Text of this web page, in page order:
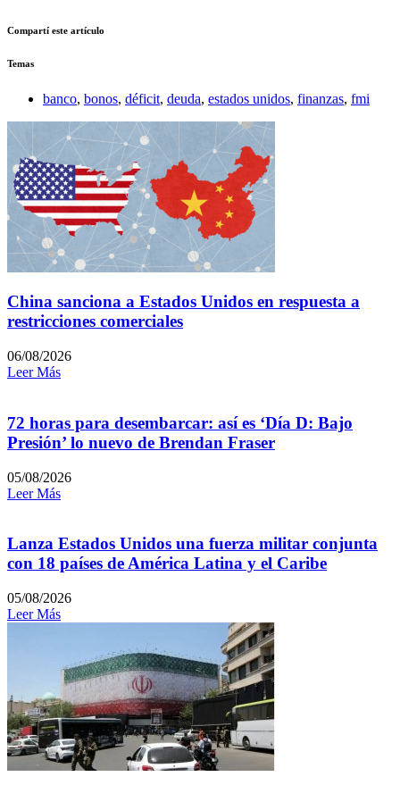
Compartí este artículo
Temas
banco, bonos, déficit, deuda, estados unidos, finanzas, fmi
China sanciona a Estados Unidos en respuesta a
restricciones comerciales
06/08/2026
Leer Más
72 horas para desembarcar: así es ‘Día D: Bajo
Presión’ lo nuevo de Brendan Fraser
05/08/2026
Leer Más
Lanza Estados Unidos una fuerza militar conjunta
con 18 países de América Latina y el Caribe
05/08/2026
Leer Más